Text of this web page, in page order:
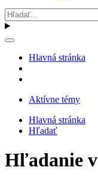
Hlavná stránka
Aktívne témy
Hlavná stránka
Hľadať
Hľadanie